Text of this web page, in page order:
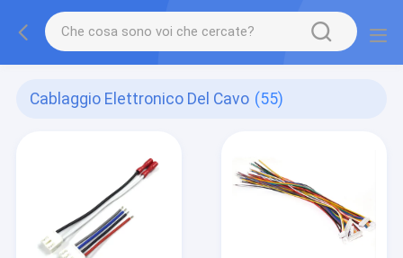
Cablaggio Elettronico Del Cavo (55)